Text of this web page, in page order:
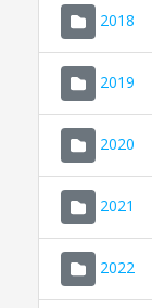
2018
2019
2020
2021
2022